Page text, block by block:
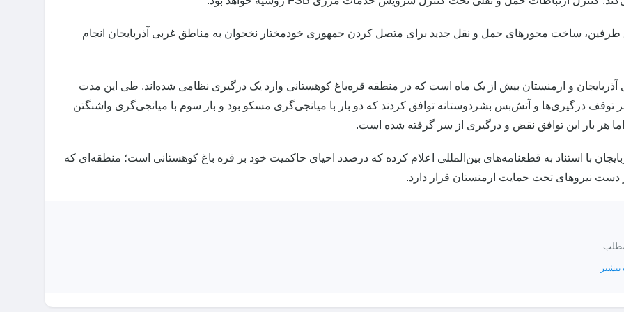
طرفین، ساخت محورهای حمل و نقل جدید برای متصل کردن جمهوری خودمختار نخجوان به مناطق غربی آذربایجان انجام
و ارمنستان بیش از یک ماه است که در منطقه قره‌باغ کوهستانی وارد یک درگیری نظامی شده‌اند. طی این مدت
توقف درگیری‌ها و آتش‌بس بشردوستانه توافق کردند که دو بار با میانجی‌گری مسکو بود و بار سوم با میانجی‌گری واشنگتن
هر بار این توافق نقض و درگیری از سر گرفته شده است.
با استناد به قطعنامه‌های بین‌المللی اعلام کرده که درصدد احیای حاکمیت خود بر قره باغ کوهستانی است؛ منطقه‌ای که
دست نیروهای تحت حمایت ارمنستان قرار دارد.